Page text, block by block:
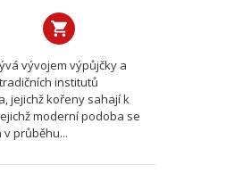
vývojem výpůjčky a
institutů
jejichž kořeny sahají k
moderní podoba se
průběhu...